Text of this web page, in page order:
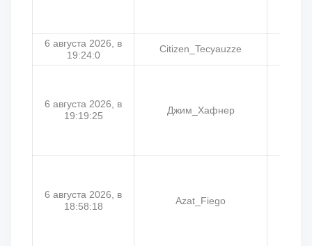
6 августа 2026, в
19:24:0
Citizen_Tecyauzze
6 августа 2026, в
19:19:25
Джим_Хафнер
6 августа 2026, в
18:58:18
Azat_Fiego